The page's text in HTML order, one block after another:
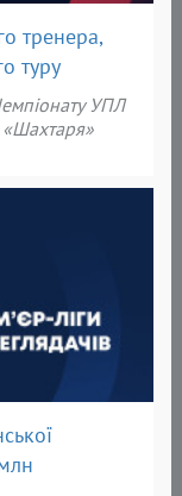
тренера,
туру
УПЛ